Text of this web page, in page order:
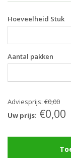
Hoeveelheid Stuk
Aantal pakken
Adviesprijs: €0,00
Uw prijs: €0,00